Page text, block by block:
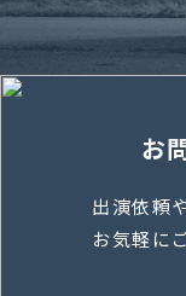
お
出演依頼
お気軽に